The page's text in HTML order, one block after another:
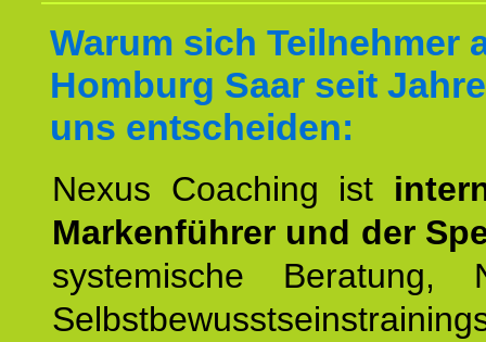
Warum sich Teilnehmer
Homburg Saar seit
uns entscheiden:
Nexus Coaching ist
Markenführer und der
systemische Beratung,